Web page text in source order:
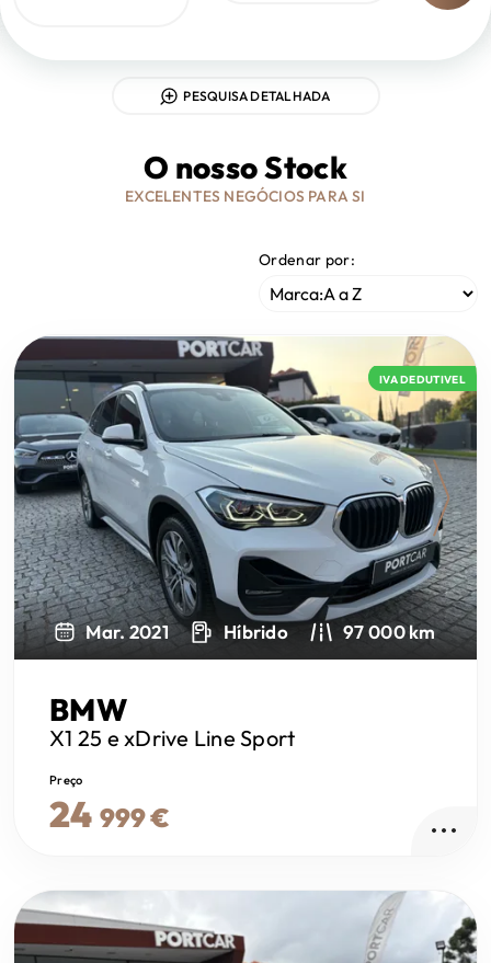
PESQUISA DETALHADA
O nosso Stock
EXCELENTES NEGÓCIOS PARA SI
Ordenar por:
IVA DEDUTIVEL
Next
Mar. 2021 Híbrido 97 000 km
BMW
X1 25 e xDrive Line Sport
Preço
24 999 €